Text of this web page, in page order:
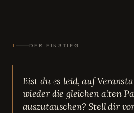
I DER EINSTIEG
Bist du es leid, auf
wieder die gleichen alten
auszutauschen? Stell dir